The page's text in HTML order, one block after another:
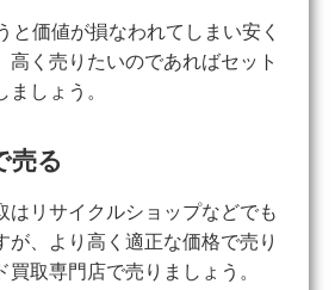
と価値が損なわれてしまい安く
高く売りたいのであればセット
しょう。
売る
はリサイクルショップなどでも
が、より高く適正な価格で売り
買取専門店で売りましょう。